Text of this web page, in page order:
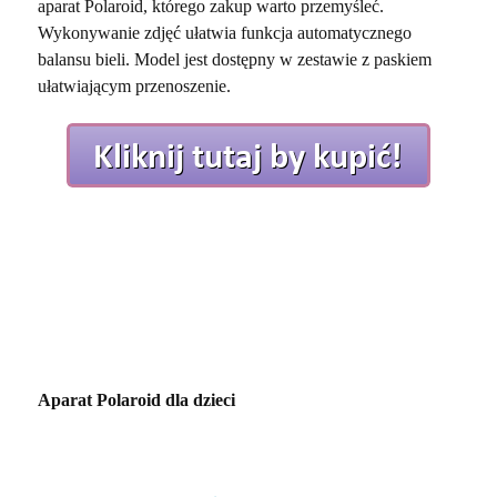
aparat Polaroid, którego zakup warto przemyśleć.
Wykonywanie zdjęć ułatwia funkcja automatycznego
balansu bieli. Model jest dostępny w zestawie z paskiem
ułatwiającym przenoszenie.
Aparat Polaroid dla dzieci